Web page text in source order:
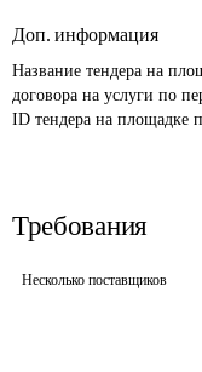
Доп. информация
Название тендера на
договора на услуги по
ID тендера на площадке
Требования
Несколько поставщиков